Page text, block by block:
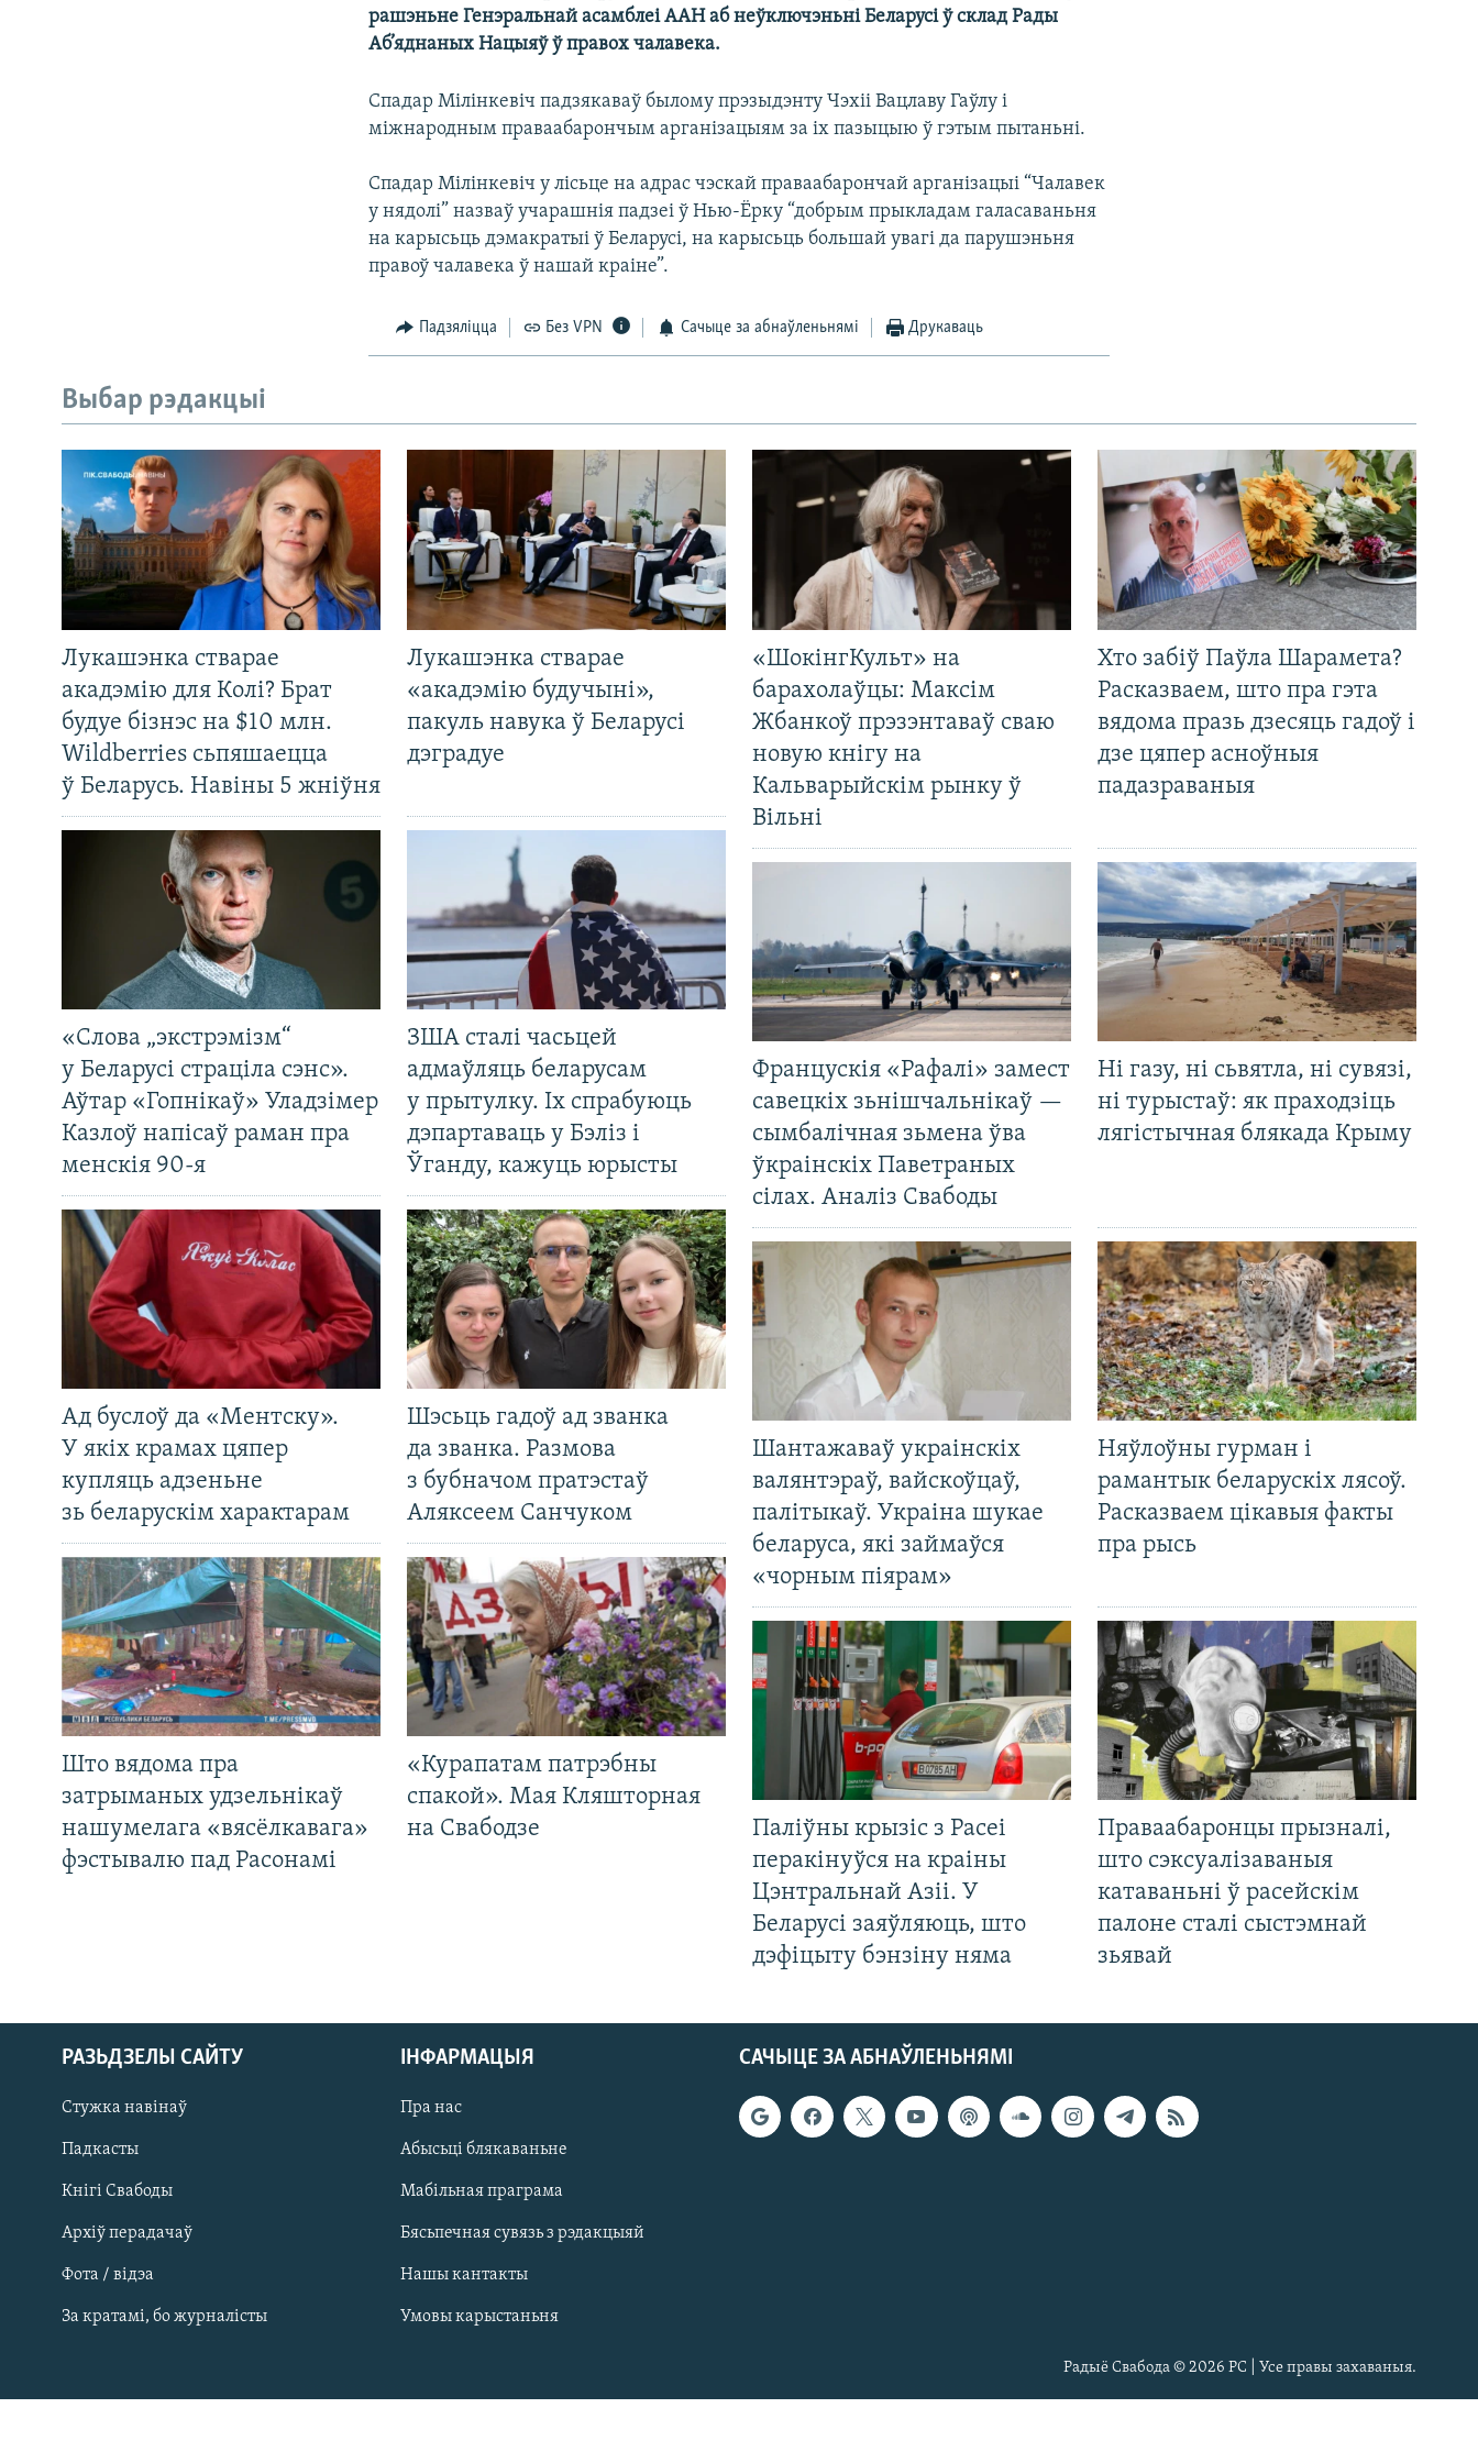
САЧЫЦЕ ЗА АБНАЎЛЕНЬНЯМІ
рашэньне Генэральнай асамблеі ААН аб неўключэньні Беларусі ў склад Рады
Аб’яднаных Нацыяў ў правох чалавека.
Спадар Мілінкевіч падзякаваў былому прэзыдэнту Чэхіі Вацлаву Гаўлу і
міжнародным праваабарончым арганізацыям за іх пазыцыю ў гэтым пытаньні.
Спадар Мілінкевіч у лісьце на адрас чэскай праваабарончай арганізацыі “Чалавек
у нядолі” назваў учарашнія падзеі ў Нью-Ёрку “добрым прыкладам галасаваньня
на карысьць дэмакратыі ў Беларусі, на карысьць большай увагі да парушэньня
правоў чалавека ў нашай краіне”.
Падзяліцца Без VPN Сачыце за абнаўленьнямі Друкаваць
Выбар рэдакцыі
Лукашэнка стварае
акадэмію для Колі? Брат
будуе бізнэс на $10 млн.
Wildberries сьпяшаецца
ў Беларусь. Навіны 5 жніўня
Лукашэнка стварае
«акадэмію будучыні»,
пакуль навука ў Беларусі
дэградуе
«Слова „экстрэмізм“
у Беларусі страціла сэнс».
Аўтар «Гопнікаў» Уладзімер
Казлоў напісаў раман пра
менскія 90-я
ЗША сталі часьцей
адмаўляць беларусам
у прытулку. Іх спрабуюць
дэпартаваць у Бэліз і
Ўганду, кажуць юрысты
Ад буслоў да «Ментску».
У якіх крамах цяпер
купляць адзеньне
зь беларускім характарам
Шэсьць гадоў ад званка
да званка. Размова
з бубначом пратэстаў
Аляксеем Санчуком
Што вядома пра
затрыманых удзельнікаў
нашумелага «вясёлкавага»
фэстывалю пад Расонамі
«Курапатам патрэбны
спакой». Мая Кляшторная
на Свабодзе
«ШокінгКульт» на
барахолаўцы: Максім
Жбанкоў прэзэнтаваў сваю
новую кнігу на
Кальварыйскім рынку ў
Вільні
Хто забіў Паўла Шарамета?
Расказваем, што пра гэта
вядома празь дзесяць гадоў і
дзе цяпер асноўныя
падазраваныя
Францускія «Рафалі» замест
савецкіх зьнішчальнікаў —
сымбалічная зьмена ўва
ўкраінскіх Паветраных
сілах. Аналіз Свабоды
Ні газу, ні сьвятла, ні сувязі,
ні турыстаў: як праходзіць
лягістычная блякада Крыму
Шантажаваў украінскіх
валянтэраў, вайскоўцаў,
палітыкаў. Украіна шукае
беларуса, які займаўся
«чорным піярам»
Няўлоўны гурман і
рамантык беларускіх лясоў.
Расказваем цікавыя факты
пра рысь
Паліўны крызіс з Расеі
перакінуўся на краіны
Цэнтральнай Азіі. У
Беларусі заяўляюць, што
дэфіцыту бэнзіну няма
Праваабаронцы прызналі,
што сэксуалізаваныя
катаваньні ў расейскім
палоне сталі сыстэмнай
зьявай
САЧЫЦЕ ЗА АБНАЎЛЕНЬНЯМІ
РАЗЬДЗЕЛЫ САЙТУ
Стужка навінаў
Падкасты
Кнігі Свабоды
Архіў перадачаў
Фота / відэа
За кратамі, бо журналісты
ІНФАРМАЦЫЯ
Пра нас
Абысьці блякаваньне
Мабільная праграма
Бясьпечная сувязь з рэдакцыяй
Нашы кантакты
Умовы карыстаньня
Радыё Свабода © 2026 РС | Усе правы захаваныя.